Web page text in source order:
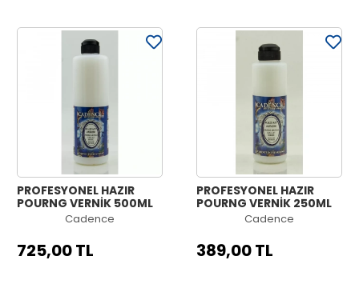
PROFESYONEL HAZIR
POURNG VERNİK 500ML
Cadence
725,00 TL
PROFESYONEL HAZIR
POURNG VERNİK 250ML
Cadence
389,00 TL